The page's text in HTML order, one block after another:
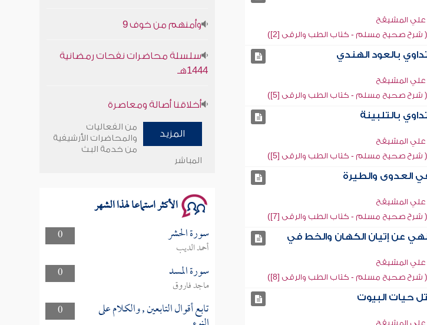
علي المشيقح
صحيح مسلم - كتاب الطب والرقى [2])
بالعود الهندي
علي المشيقح
صحيح مسلم - كتاب الطب والرقى [5])
بالتلبينة
علي المشيقح
صحيح مسلم - كتاب الطب والرقى [5])
العدوى والطيرة
علي المشيقح
صحيح مسلم - كتاب الطب والرقى [7])
عن إتيان الكهان والخط في
علي المشيقح
صحيح مسلم - كتاب الطب والرقى [8])
حيات البيوت
علي المشيقح
1444هـ
سلسلة محاضرات نفحات رمضانية
1444هـ
المزيد
من الفعاليات
والمحاضرات الأرشيفية
من خدمة البث
المباشر
الأكثر استماعا لهذا الشهر
0 سورة الحشر
أحمد الديب
0
سورة المسد
ماجد فاروق
0
تابع أقوال التابعين , والكلام على